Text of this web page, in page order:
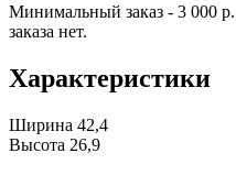
Минимальный заказ - 3 000
заказа нет.
Характеристики
Ширина 42,4
Высота 26,9